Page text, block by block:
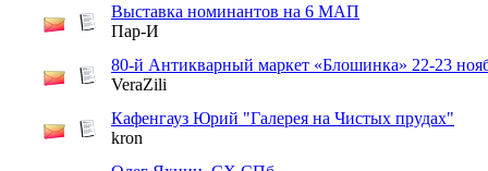
Выставка номинантов на 6 МАП
Пар-И
80-й Антикварный маркет «Блошинка» 22-23
VeraZili
Кафенгауз Юрий "Галерея на Чистых прудах"
kron